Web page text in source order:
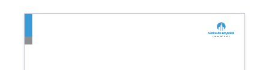
Nome da empresa
Linha de base